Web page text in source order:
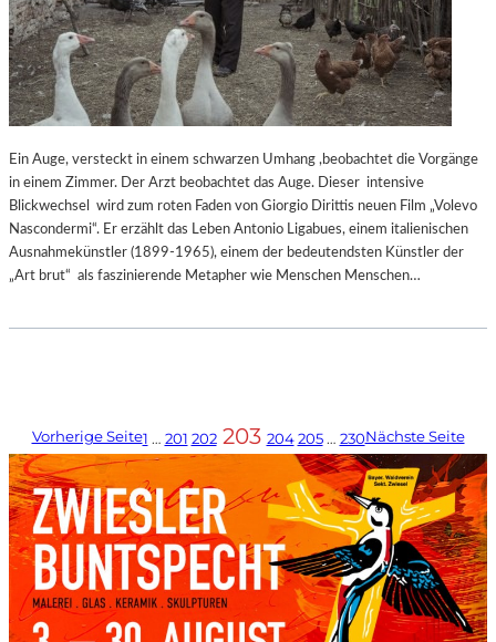
Ein Auge, versteckt in einem schwarzen Umhang ,beobachtet die Vorgänge
in einem Zimmer. Der Arzt beobachtet das Auge. Dieser intensive
Blickwechsel wird zum roten Faden von Giorgio Dirittis neuen Film „Volevo
Nascondermi“. Er erzählt das Leben Antonio Ligabues, einem italienischen
Ausnahmekünstler (1899-1965), einem der bedeutendsten Künstler der
„Art brut“ als faszinierende Metapher wie Menschen Menschen…
Vorherige Seite1 … 201 202 203 204 205 … 230Nächste Seite